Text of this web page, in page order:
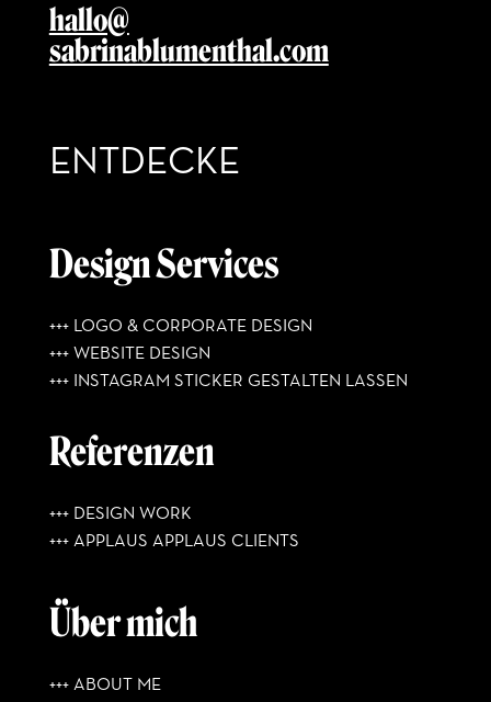
hallo@
sabrinablumenthal.com
ENTDECKE
Design Services
+++ LOGO & CORPORATE DESIGN
+++ WEBSITE DESIGN
+++ INSTAGRAM STICKER GESTALTEN LASSEN
Referenzen
+++ DESIGN WORK
+++ APPLAUS APPLAUS CLIENTS
Über mich
+++ ABOUT ME